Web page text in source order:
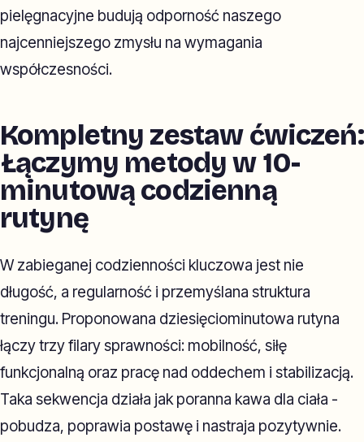
pielęgnacyjne budują odporność naszego
najcenniejszego zmysłu na wymagania
współczesności.
Kompletny zestaw ćwiczeń:
Łączymy metody w 10-
minutową codzienną
rutynę
W zabieganej codzienności kluczowa jest nie
długość, a regularność i przemyślana struktura
treningu. Proponowana dziesięciominutowa rutyna
łączy trzy filary sprawności: mobilność, siłę
funkcjonalną oraz pracę nad oddechem i stabilizacją.
Taka sekwencja działa jak poranna kawa dla ciała -
pobudza, poprawia postawę i nastraja pozytywnie.